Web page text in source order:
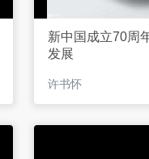
新中国成立70周
发展
许书怀